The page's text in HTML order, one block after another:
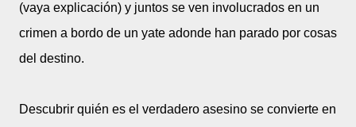
(vaya explicación) y juntos se ven involucrados en un
crimen a bordo de un yate adonde han parado por cosas
del destino.
Descubrir quién es el verdadero asesino se convierte en